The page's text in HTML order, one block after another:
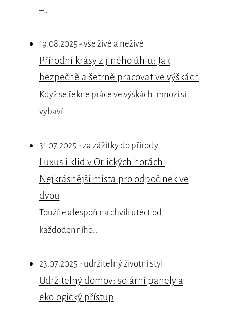
–…
19.08.2025 - vše živé a neživé
Přírodní krásy z jiného úhlu: Jak
bezpečně a šetrně pracovat ve výškách
Když se řekne práce ve výškách, mnozí si
vybaví…
31.07.2025 - za zážitky do přírody
Luxus i klid v Orlických horách:
Nejkrásnější místa pro odpočinek ve
dvou
Toužíte alespoň na chvíli utéct od
každodenního…
23.07.2025 - udržitelný životní styl
Udržitelný domov: solární panely a
ekologický přístup